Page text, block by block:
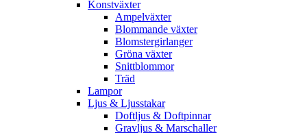
Konstväxter
Ampelväxter
Blommande växter
Blomstergirlanger
Gröna växter
Snittblommor
Träd
Lampor
Ljus & Ljusstakar
Doftljus & Doftpinnar
Gravljus & Marschaller